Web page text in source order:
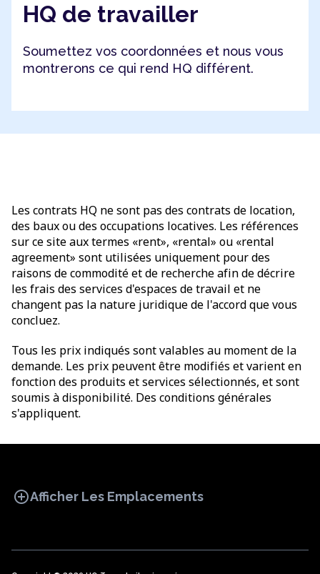
HQ de travailler
Soumettez vos coordonnées et nous vous
montrerons ce qui rend HQ différent.
Les contrats HQ ne sont pas des contrats de location,
des baux ou des occupations locatives. Les références
sur ce site aux termes «rent», «rental» ou «rental
agreement» sont utilisées uniquement pour des
raisons de commodité et de recherche afin de décrire
les frais des services d'espaces de travail et ne
changent pas la nature juridique de l'accord que vous
concluez.
Tous les prix indiqués sont valables au moment de la
demande. Les prix peuvent être modifiés et varient en
fonction des produits et services sélectionnés, et sont
soumis à disponibilité. Des conditions générales
s'appliquent.
add_circleAfficher Les Emplacements